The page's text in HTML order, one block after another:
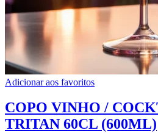
Adicionar aos favoritos
COPO VINHO /
TRITAN 60CL (600ML)